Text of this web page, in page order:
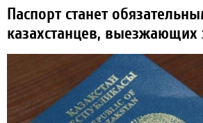
Паспорт станет
казахстанцев, выезжающих